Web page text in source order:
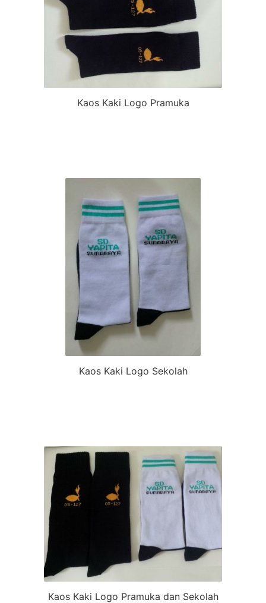
Kaos Kaki Logo Pramuka
Kaos Kaki Logo Sekolah
Kaos Kaki Logo Pramuka dan Sekolah